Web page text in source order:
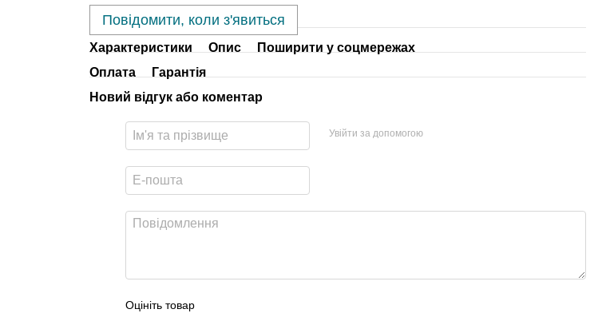
Повідомити, коли з'явиться
Характеристики Опис
Поширити у соцмережах
Оплата
Гарантія
Новий відгук або коментар
Увійти за допомогою
Оцініть товар